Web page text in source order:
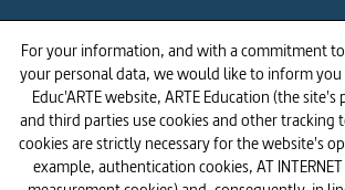
For your information, and with a commitment
your personal data, we would like to inform
Educ'ARTE website, ARTE Education (the site's
and third parties use cookies and other tracking
cookies are strictly necessary for the website's
example, authentication cookies, AT
Cookies policy Privacy
Accessibility: partially
compliant